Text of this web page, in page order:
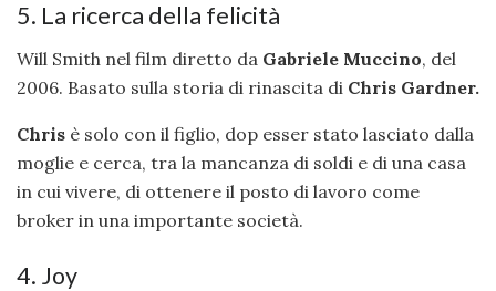
5. La ricerca della felicità
Will Smith nel film diretto da Gabriele Muccino, del
2006. Basato sulla storia di rinascita di Chris Gardner.
Chris è solo con il figlio, dop esser stato lasciato dalla
moglie e cerca, tra la mancanza di soldi e di una casa
in cui vivere, di ottenere il posto di lavoro come
broker in una importante società.
4. Joy